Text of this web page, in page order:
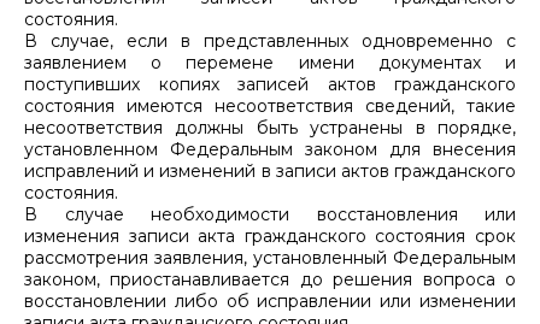
состояния.
В случае, если в представленных одновременно с
заявлением о перемене имени документах и
поступивших копиях записей актов гражданского
состояния имеются несоответствия сведений, такие
несоответствия должны быть устранены в порядке,
установленном Федеральным законом для внесения
исправлений и изменений в записи актов гражданского
состояния.
В случае необходимости восстановления или
изменения записи акта гражданского состояния срок
рассмотрения заявления, установленный Федеральным
законом, приостанавливается до решения вопроса о
восстановлении либо об исправлении или изменении